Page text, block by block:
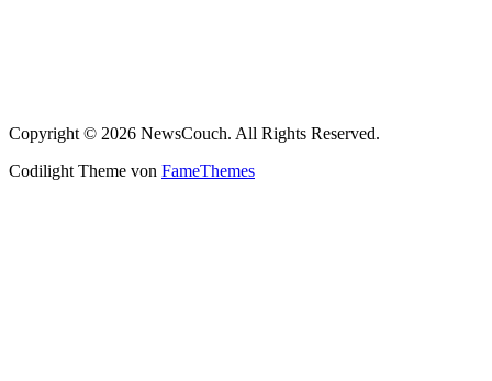
Copyright © 2026 NewsCouch. All Rights Reserved.
Codilight Theme von FameThemes